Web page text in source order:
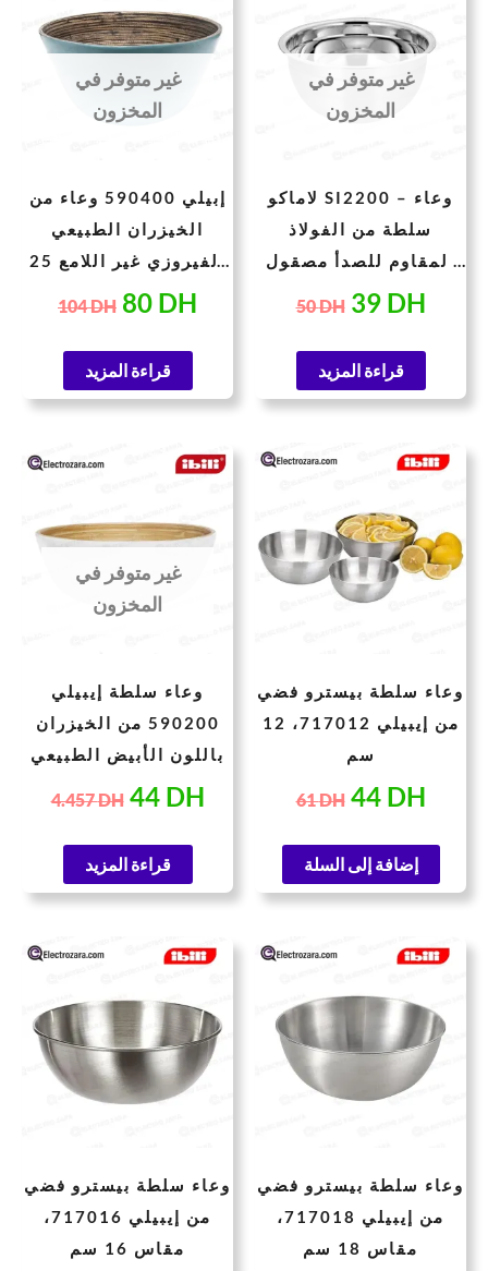
غير متوفر في
المخزون
إبيلي 590400 وعاء من
الخيزران الطبيعي
الفيروزي غير اللامع 25
× 13 سم
104DH
هو:
104 DH.
80 DH
هو:
قراءة المزيد
غير متوفر في
المخزون
لاماكو SI2200 – وعاء
سلطة من الفولاذ
المقاوم للصدأ مصقول
للتحضير والتقديم
50DH
هو:
50 DH.
39 DH
هو:
قراءة المزيد
غير متوفر في
المخزون
وعاء سلطة إيبيلي
590200 من الخيزران
باللون الأبيض الطبيعي
4.457DH
السعر
هو:
44 DH
السعر
هو:
44 DH.
قراءة المزيد
وعاء سلطة بيسترو فضي
من إيبيلي 717012، 12
سم
61DH
السعر
هو:
61 DH.
44 DH
هو:
44
إضافة إلى السلة
وعاء سلطة بيسترو فضي
من إيبيلي 717016،
مقاس 16 سم
السعر
هو:
85 DH.
السعر
هو:
وعاء سلطة بيسترو فضي
من إيبيلي 717018،
مقاس 18 سم
السعر
هو:
110 DH.
هو: